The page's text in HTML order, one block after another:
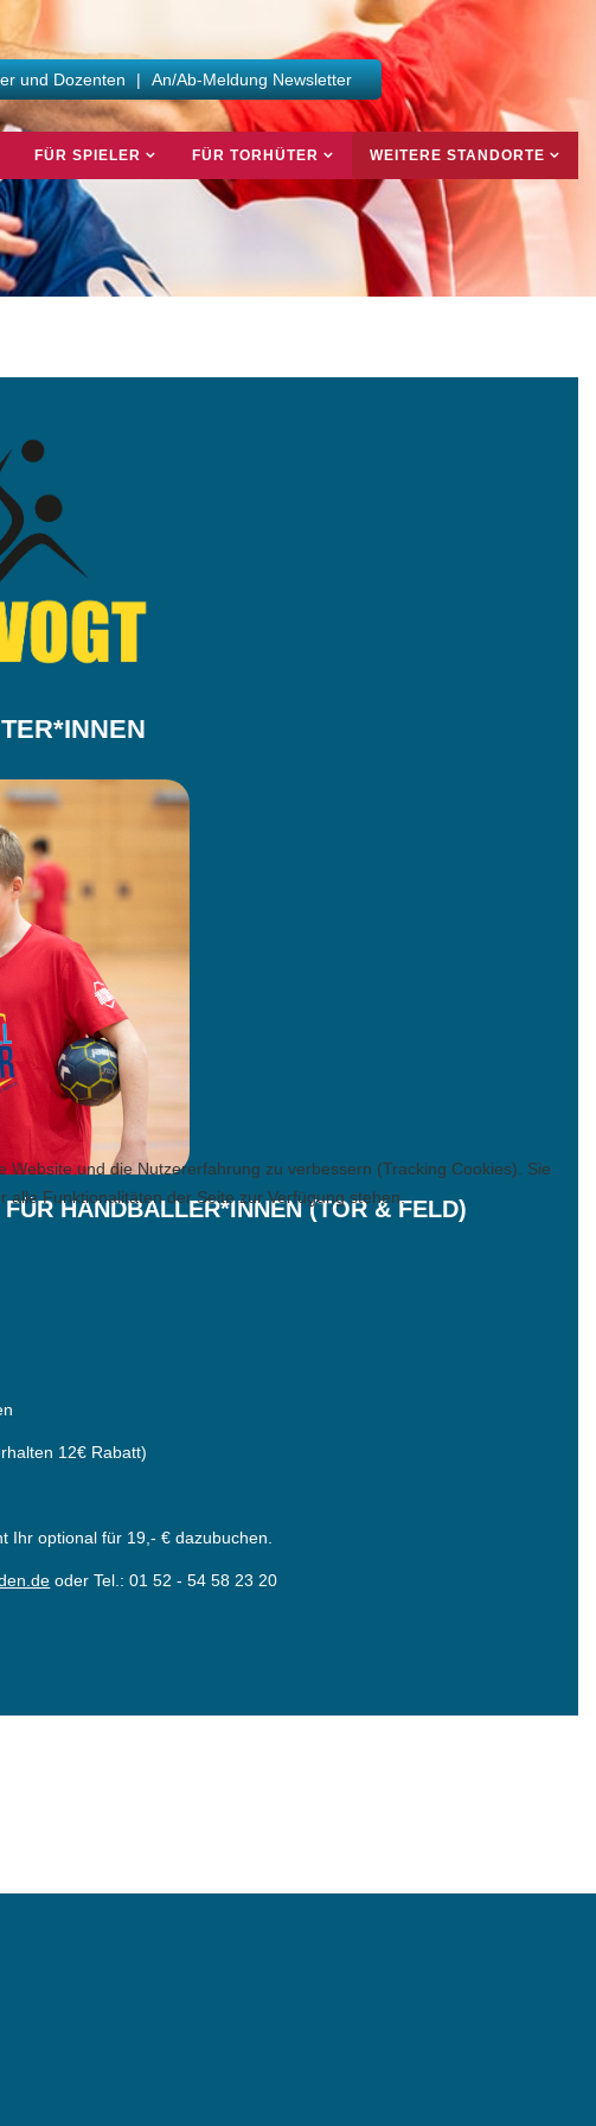
und Dozenten | An/Ab-Meldung Newsletter
FÜR SPIELER FÜR TORHÜTER WEITERE STANDORTE
HANDBALLER*INNEN (TOR & FELD)
12€ Rabatt)
Ihr optional für 19,- € dazubuchen.
oder Tel.: 01 52 - 54 58 23 20
und die Nutzererfahrung zu verbessern (Tracking Cookies). Sie
alle Funktionalitäten der Seite zur Verfügung stehen.